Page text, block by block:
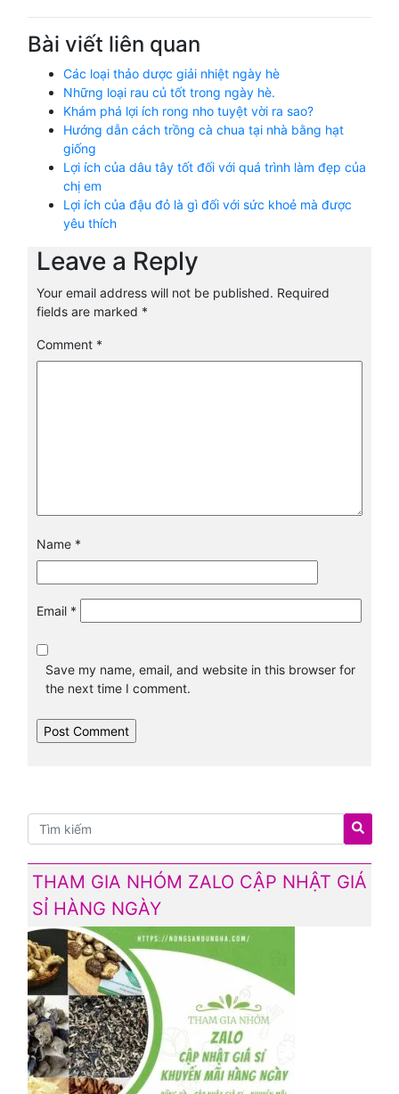
Bài viết liên quan
Các loại thảo dược giải nhiệt ngày hè
Những loại rau củ tốt trong ngày hè.
Khám phá lợi ích rong nho tuyệt vời ra sao?
Hướng dẫn cách trồng cà chua tại nhà bằng hạt
giống
Lợi ích của dâu tây tốt đối với quá trình làm đẹp của
chị em
Lợi ích của đậu đỏ là gì đối với sức khoẻ mà được
yêu thích
Leave a Reply
Your email address will not be published. Required
fields are marked *
Comment *
Name *
Email *
Save my name, email, and website in this browser for
the next time I comment.
THAM GIA NHÓM ZALO CẬP NHẬT GIÁ
SỈ HÀNG NGÀY